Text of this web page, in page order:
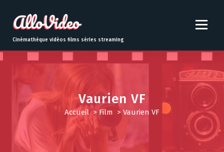
t
o
Cinémathèque vidéos films séries streaming
Vaurien VF
Accueil>Film > Vaurien VF